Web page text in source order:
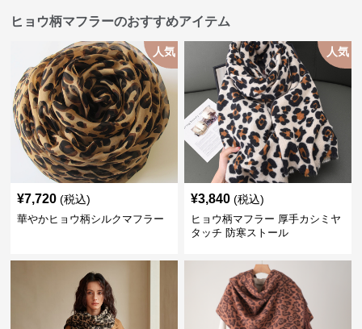
ヒョウ柄マフラーのおすすめアイテム
人気
¥7,720 (税込)
華やかヒョウ柄シルクマフラー
人気
¥3,840 (税込)
ヒョウ柄マフラー 厚手カシミヤ
タッチ 防寒ストール